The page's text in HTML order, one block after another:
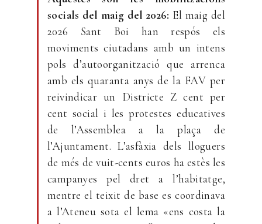
socials del maig del 2026: El maig del
2026 Sant Boi han respós els
moviments ciutadans amb un intens
pols d’autoorganització que arrenca
amb els quaranta anys de la FAV per
reivindicar un Districte Z cent per
cent social i les protestes educatives
de l’Assemblea a la plaça de
l’Ajuntament. L’asfàxia dels lloguers
de més de vuit-cents euros ha estès les
campanyes pel dret a l’habitatge,
mentre el teixit de base es coordinava
a l’Ateneu sota el lema «ens costa la